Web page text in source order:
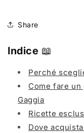
Share
Indice 📖
Perché
Come fare
Gaggia
Ricette
Dove